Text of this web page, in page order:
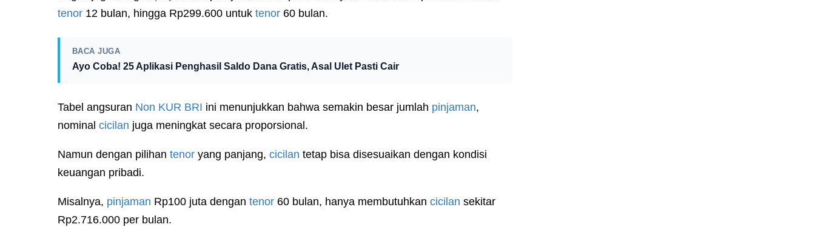
tenor12 bulan, hingga Rp299.600 untuk tenor60 bulan.
BACA JUGA
Ayo Coba! 25 Aplikasi Penghasil Saldo Dana Gratis, Asal Ulet Pasti Cair
Tabel angsuran Non KUR BRI ini menunjukkan bahwa semakin besar jumlah pinjaman,
nominal cicilan juga meningkat secara proporsional.
Namun dengan pilihan tenoryang panjang, cicilan tetap bisa disesuaikan dengan kondisi
keuangan pribadi.
Misalnya, pinjaman Rp100 juta dengan tenor60 bulan, hanya membutuhkan cicilan sekitar
Rp2.716.000 per bulan.